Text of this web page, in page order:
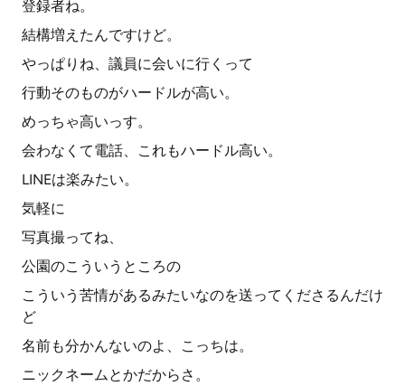
登録者ね。
結構増えたんですけど。
やっぱりね、議員に会いに行くって
行動そのものがハードルが高い。
めっちゃ高いっす。
会わなくて電話、これもハードル高い。
LINEは楽みたい。
気軽に
写真撮ってね、
公園のこういうところの
こういう苦情があるみたいなのを送ってくださるんだけ
ど
名前も分かんないのよ、こっちは。
ニックネームとかだからさ。